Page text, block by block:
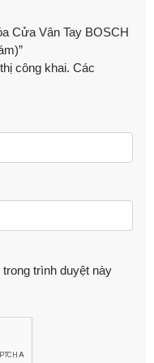
Cửa Vân Tay BOSCH
công khai. Các
trình duyệt này